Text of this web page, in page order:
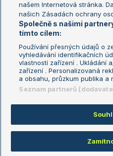
Livesport Daily
LS Prague Open
Podmínky užití
GDPR a žurnalistika
Kontakt
Copyright © 2008-2026
našem Internetová stránka.
našich Zásadách ochrany
Společně s našimi
tímto cílem:
Používání přesných údajů o
vyhledávání identifikačních
vlastností zařízení . Ukládání
zařízení . Personalizovaná
a obsahu, průzkum publika a
Seznam partnerů